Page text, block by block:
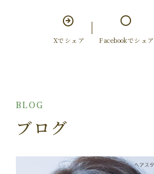
Xでシェア Facebookでシェア
BLOG
ブログ